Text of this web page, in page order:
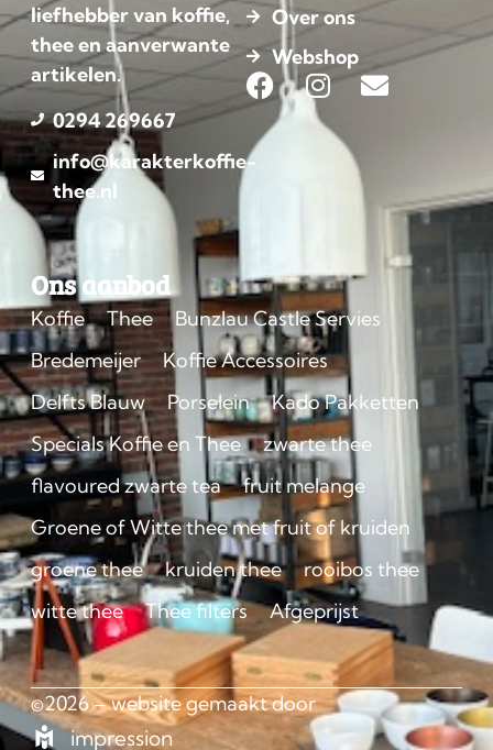
liefhebber van koffie,
thee en aanverwante
artikelen.
0294 269667
info@karakterkoffie-
thee.nl
Over ons
Webshop
Ons aanbod
Koffie Thee
Bunzlau Castle Servies
Bredemeijer
Koffie Accessoires
Delfts Blauw
Porselein
Kado Pakketten
Specials Koffie en Thee
zwarte thee
flavoured zwarte tea
fruit melange
Groene of Witte thee met fruit of kruiden
groene thee
kruiden thee
rooibos thee
witte thee
Thee filters Afgeprijst
©2026 – website gemaakt door
impression